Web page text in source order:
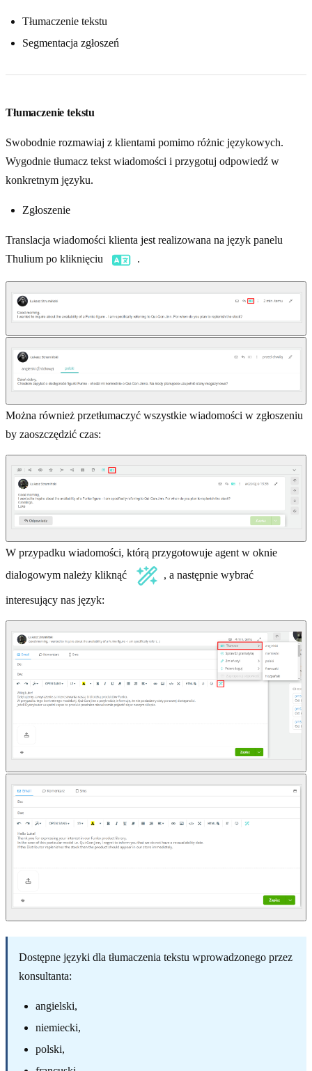
Tłumaczenie tekstu
Segmentacja zgłoszeń
Tłumaczenie tekstu
Swobodnie rozmawiaj z klientami pomimo różnic językowych.
Wygodnie tłumacz tekst wiadomości i przygotuj odpowiedź w
konkretnym języku.
Zgłoszenie
Translacja wiadomości klienta jest realizowana na język panelu
Thulium po kliknięciu
.
Można również przetłumaczyć wszystkie wiadomości w zgłoszeniu
by zaoszczędzić czas:
W przypadku wiadomości, którą przygotowuje agent w oknie
dialogowym należy kliknąć
, a następnie wybrać
interesujący nas język:
Dostępne języki dla tłumaczenia tekstu wprowadzonego przez
konsultanta:
angielski,
niemiecki,
polski,